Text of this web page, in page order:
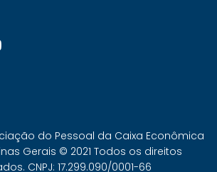
do Pessoal da Caixa Econômica
Gerais © 2021 Todos os direitos
CNPJ: 17.299.090/0001-66